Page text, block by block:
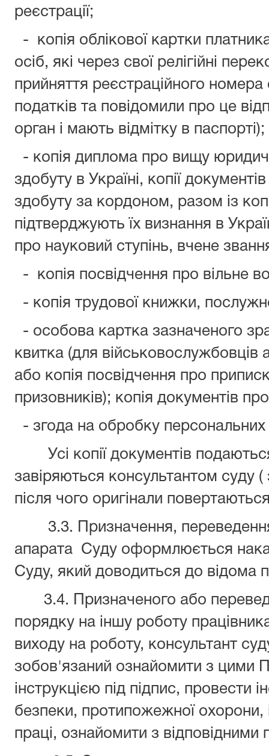
реєстрації;
- копія облікової картки
осіб, які через свої релігійні
прийняття реєстраційного номера
податків та повідомили про це
орган і мають відмітку в паспорті);
- копія диплома про вищу
здобуту в Україні, копії
здобуту за кордоном, разом із
підтверджують їх визнання в
про науковий ступінь, вчене
- копія посвідчення про вільне
- копія трудової книжки,
- особова картка зазначеного
квитка (для військовослужбовців
або копія посвідчення про
призовників); копія документів
- згода на обробку персональних
Усі копії документів
завіряються консультантом суду
після чого оригінали
3.3. Призначення, переведення
апарата Суду оформлюється
Суду, який доводиться до відома
3.4. Призначеного або
порядку на іншу роботу
виходу на роботу, консультант
зобов'язаний ознайомити з цими
інструкцією під підпис, провести
безпеки, протипожежної охорони,
праці, ознайомити з відповідними